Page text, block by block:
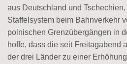
aus Deutschland und
Staffelsystem beim Bahnverkehr
polnischen Grenzübergängen in
hoffe, dass die seit Freitagabend
der drei Länder zu einer